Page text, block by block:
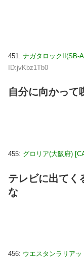
451: ナガタロックII(SB-
ID:jvKbz1Tb0
自分に向かって
455: グロリア(大阪府)
テレビに出てく
な
456: ウエスタンラリアッ